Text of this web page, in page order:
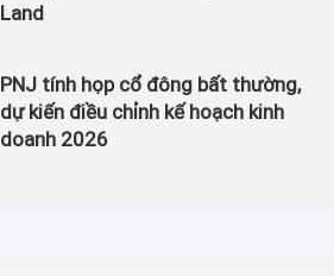
Land
PNJ tính họp cổ đông bất thường,
dự kiến điều chỉnh kế hoạch kinh
doanh 2026